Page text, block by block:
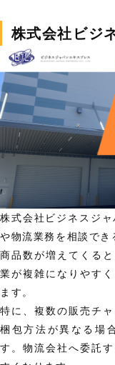
株式会社ビジ
株式会社ビジネスジ
や物流業務を相談でき
商品数が増えてくる
業が複雑になりやす
ます。
特に、複数の販売チ
梱包方法が異なる場
す。物流会社へ委託